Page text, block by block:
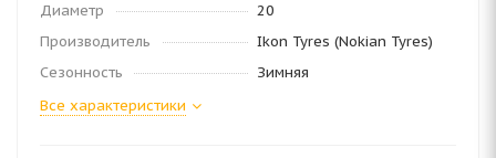
Диаметр
20
Производитель
Ikon Tyres (Nokian Tyres)
Сезонность
Зимняя
Все характеристики